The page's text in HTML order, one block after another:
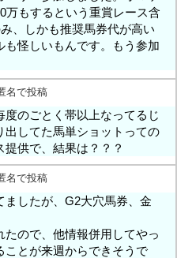
万もするという重賞レース含
、しかも推奨馬券代が高い
怪しいもんです。もう参加
名で投稿
のごとく帯以上なってるじ
出してた馬単ショットっての
供で、結果は？？？
名で投稿
したが、G2大穴馬券、金
ので、他情報併用してやっ
ことが来週からできそうで